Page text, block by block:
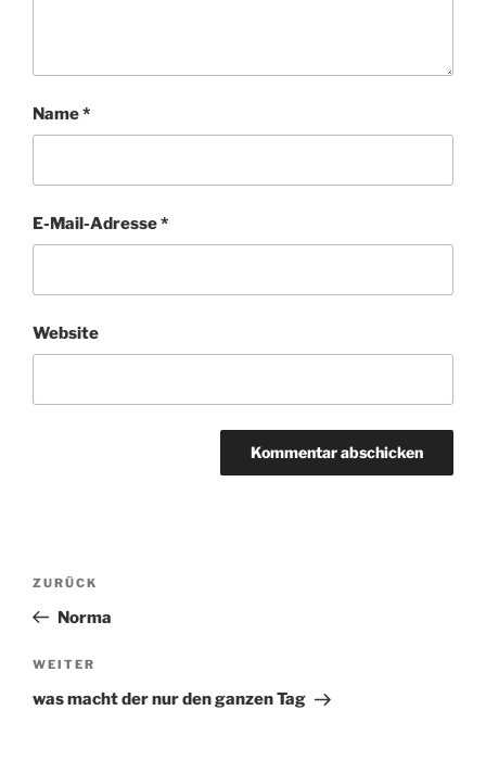
Name*
E-Mail-Adresse*
Website
Beitragsnavigation
Vorheriger
Beitrag
ZURÜCK
Norma
Nächster
Beitrag
WEITER
was macht der nur den ganzen Tag